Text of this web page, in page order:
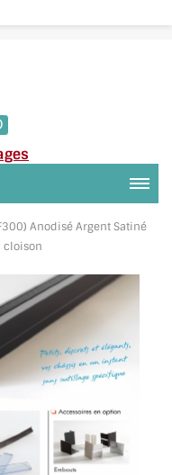
Anodisé Argent Satiné
cloison